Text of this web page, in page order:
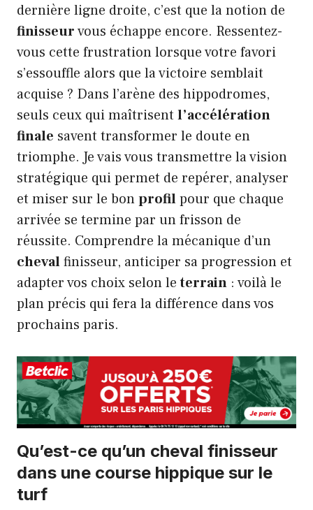
dernière ligne droite, c’est que la notion de
finisseurvous échappe encore. Ressentez-
vous cette frustration lorsque votre favori
s’essouffle alors que la victoire semblait
acquise ? Dans l’arène des hippodromes,
seuls ceux qui maîtrisent l’accélération
finale savent transformer le doute en
triomphe. Je vais vous transmettre la vision
stratégique qui permet de repérer, analyser
et miser sur le bonprofilpour que chaque
arrivée se termine par un frisson de
réussite. Comprendre la mécanique d’un
chevalfinisseur, anticiper sa progression et
adapter vos choix selon leterrain : voilà le
plan précis qui fera la différence dans vos
prochains paris.
Qu’est-ce qu’un cheval finisseur
dans une course hippique sur le
turf